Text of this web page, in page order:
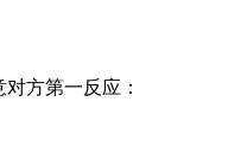
方第一反应：